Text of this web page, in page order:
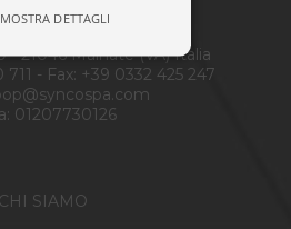
- 21046 Malnate (VA) Italia
- Fax: +39 0332 425 247
01207730126
CHI SIAMO
MOSTRA DETTAGLI